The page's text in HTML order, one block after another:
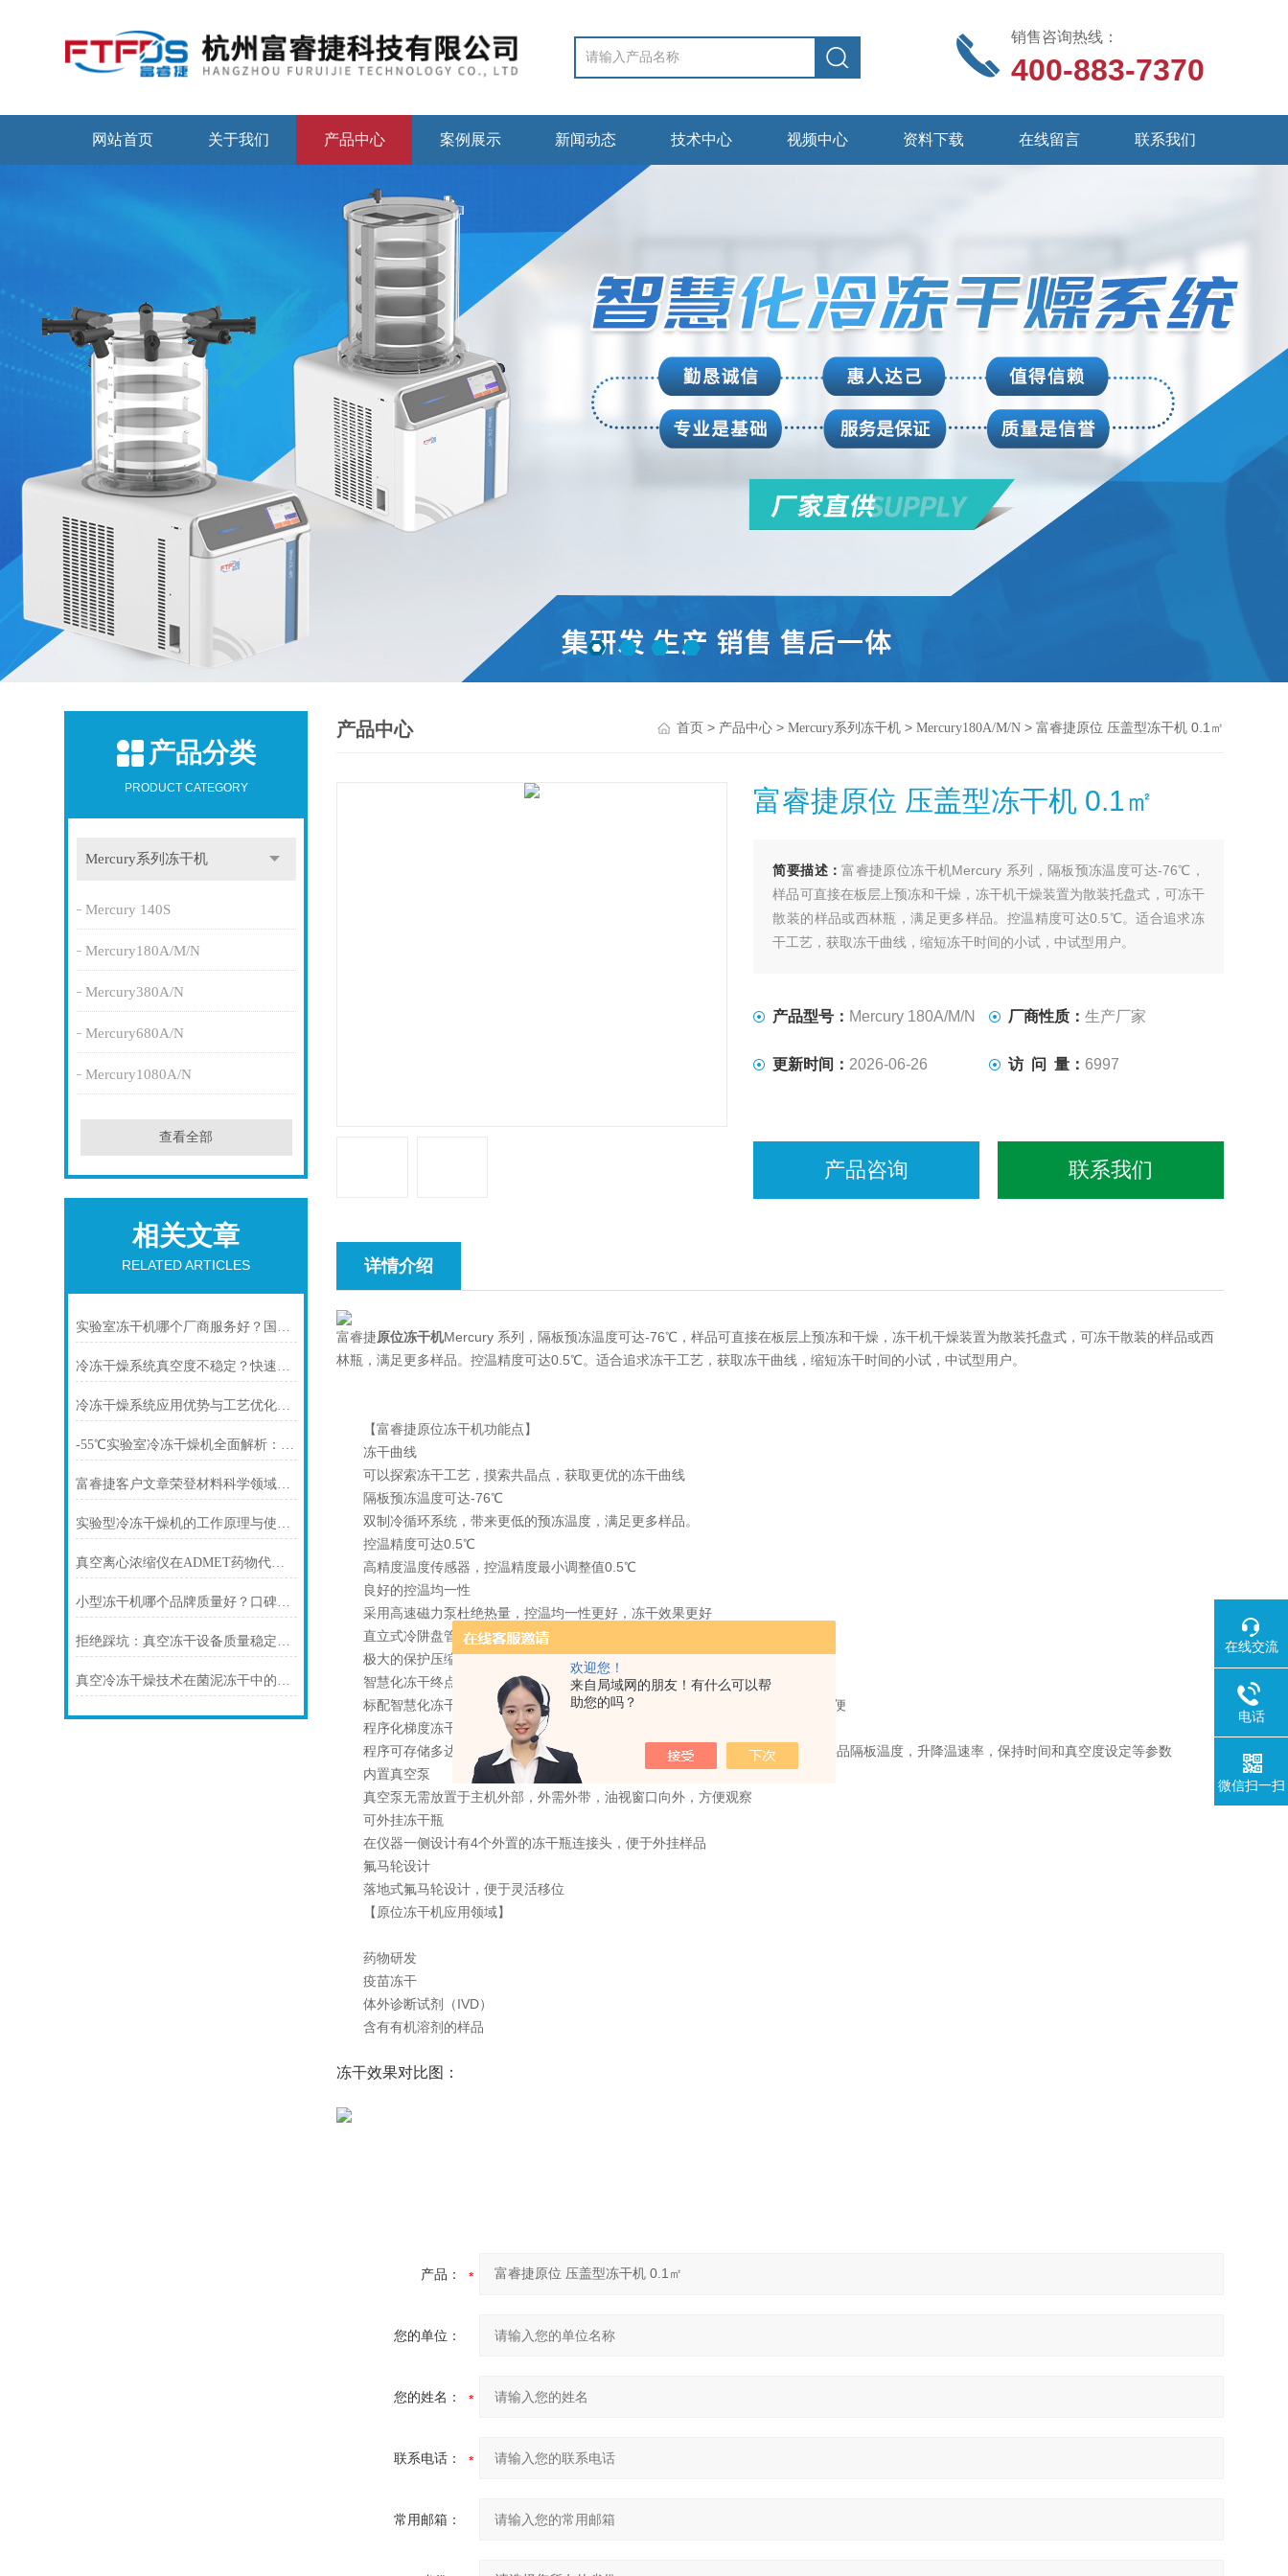
欢迎您！
来自局域网的朋友！有什么可以帮
助您的吗？
销售咨询热线：
400-883-7370
网站首页 关于我们 产品中心 案例展示 新闻动态 技术中心 视频中心 资料下载 在线留言 联系我们
产品分类
PRODUCT CATEGORY
Mercury系列冻干机
Mercury 140S
Mercury180A/M/N
Mercury380A/N
Mercury680A/N
Mercury1080A/N
查看全部
相关文章
RELATED ARTICLES
实验室冻干机哪个厂商服务好？国内优质冻干机生产厂家推荐
冷冻干燥系统真空度不稳定？快速排查解决方法
冷冻干燥系统应用优势与工艺优化方案
-55℃实验室冷冻干燥机全面解析：选型要点、核心配置与功能优势
富睿捷客户文章荣登材料科学领域顶刊
实验型冷冻干燥机的工作原理与使用细节
真空离心浓缩仪在ADMET药物代谢研究中的应用
小型冻干机哪个品牌质量好？口碑稳定、售后稳妥厂家推荐
拒绝踩坑：真空冻干设备质量稳定、售后稳妥厂商推荐
真空冷冻干燥技术在菌泥冻干中的应用
产品中心 首页> 产品中心> Mercury系列冻干机> Mercury180A/M/N> 富睿捷原位 压盖型冻干机 0.1㎡
富睿捷原位 压盖型冻干机 0.1㎡
简要描述：富睿捷原位冻干机Mercury 系列，隔板预冻温度可达-76℃，
样品可直接在板层上预冻和干燥，冻干机干燥装置为散装托盘式，可冻干
散装的样品或西林瓶，满足更多样品。控温精度可达0.5℃。适合追求冻
干工艺，获取冻干曲线，缩短冻干时间的小试，中试型用户。
产品型号： Mercury 180A/M/N 厂商性质： 生产厂家
更新时间： 2026-06-26 访 问 量： 6997
产品咨询 联系我们
详情介绍
富睿捷原位冻干机Mercury 系列，隔板预冻温度可达-76℃，样品可直接在板层上预冻和干燥，冻干机干燥装置为散装托盘式，可冻干散装的样品或西
林瓶，满足更多样品。控温精度可达0.5℃。适合追求冻干工艺，获取冻干曲线，缩短冻干时间的小试，中试型用户。
【富睿捷原位冻干机功能点】
冻干曲线
可以探索冻干工艺，摸索共晶点，获取更优的冻干曲线
隔板预冻温度可达-76℃
双制冷循环系统，带来更低的预冻温度，满足更多样品。
控温精度可达0.5℃
高精度温度传感器，控温精度最小调整值0.5℃
良好的控温均一性
采用高速磁力泵杜绝热量，控温均一性更好，冻干效果更好
直立式冷阱盘管
极大的保护压缩机的使用寿命，冷阱温度可达-80℃
智慧化冻干终点判断
标配智慧化冻干终点判断系统，机器判断，避免样品污染，缩短冻干时间，更方便
程序化梯度冻干，可达60多个程序
程序可存储多达60个，每个程序可以设置30个温度梯度，每个梯度可单独设置样品隔板温度，升降温速率，保持时间和真空度设定等参数
内置真空泵
真空泵无需放置于主机外部，外需外带，油视窗口向外，方便观察
可外挂冻干瓶
在仪器一侧设计有4个外置的冻干瓶连接头，便于外挂样品
氟马轮设计
落地式氟马轮设计，便于灵活移位
【原位冻干机应用领域】
药物研发
疫苗冻干
体外诊断试剂（IVD）
含有有机溶剂的样品
冻干效果对比图：
产品：
您的单位：
您的姓名：
联系电话：
常用邮箱：
在线交流
电话
微信扫一扫